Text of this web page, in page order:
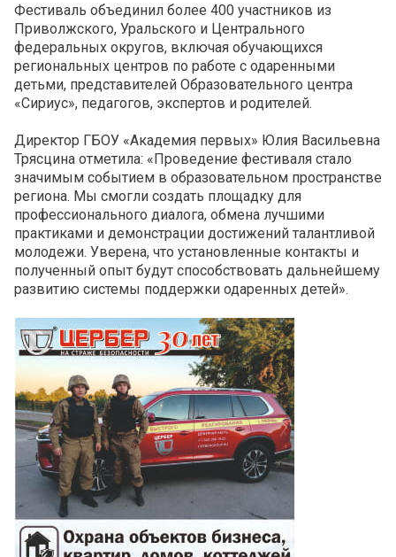
Фестиваль объединил более 400 участников из
Приволжского, Уральского и Центрального
федеральных округов, включая обучающихся
региональных центров по работе с одаренными
детьми, представителей Образовательного центра
«Сириус», педагогов, экспертов и родителей.
Директор ГБОУ «Академия первых» Юлия Васильевна
Трясцина отметила: «Проведение фестиваля стало
значимым событием в образовательном пространстве
региона. Мы смогли создать площадку для
профессионального диалога, обмена лучшими
практиками и демонстрации достижений талантливой
молодежи. Уверена, что установленные контакты и
полученный опыт будут способствовать дальнейшему
развитию системы поддержки одаренных детей».